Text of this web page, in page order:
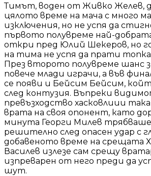
Тимът, воден от Живко Желев,
цялото време на мача с много
изключения, но не успя да
първото полувреме най-
откри пред Юлий Шекеров, но
на тима не успя да прати
През второто полувреме шанс
повече млади играчи, а във
се появи и Бейсим Бейсим,
след контузия. Въпреки
превъзходство хасковлиии
врата на своя опонент, като
минута Георги Милев трябваше
решително след опасен удар с
добавеното време на срещата
Василев излезе сам срещу
изпреварен от него преди да
шут.